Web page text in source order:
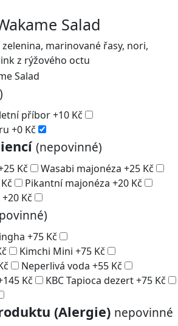
Salad
marinované řasy, nori,
z rýžového octu
příbor+10 Kč
+0 Kč
(nepovinné)
25 Kč Wasabi majonéza +25 Kč
Kč Pikantní majonéza +20 Kč
+20 Kč
+75 Kč
Kimchi Mini +75 Kč
Neperlivá voda +55 Kč
145 Kč KBC Tapioca dezert+75 Kč
(Alergie) nepovinné